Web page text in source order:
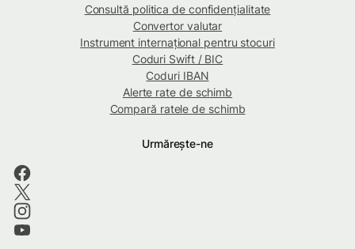
Consultă politica de confidențialitate
Convertor valutar
Instrument internațional pentru stocuri
Coduri Swift / BIC
Coduri IBAN
Alerte rate de schimb
Compară ratele de schimb
Urmărește-ne